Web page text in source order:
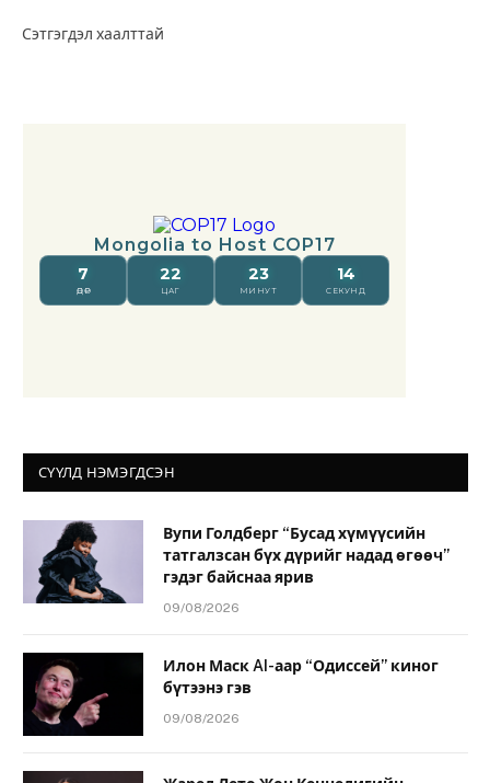
Сэтгэгдэл хаалттай
СҮҮЛД НЭМЭГДСЭН
Вупи Голдберг “Бусад хүмүүсийн
татгалзсан бүх дүрийг надад өгөөч”
гэдэг байснаа ярив
09/08/2026
Илон Маск AI-аар “Одиссей” киног
бүтээнэ гэв
09/08/2026